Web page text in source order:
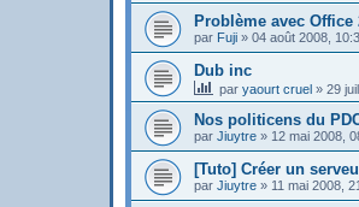
Problème avec Office
par Fuji » 04 août 2008,
Dub inc
par yaourt cruel » 29
Nos politicens du
par Jiuytre » 12 mai 2008,
[Tuto] Créer un
par Jiuytre » 11 mai 2008,